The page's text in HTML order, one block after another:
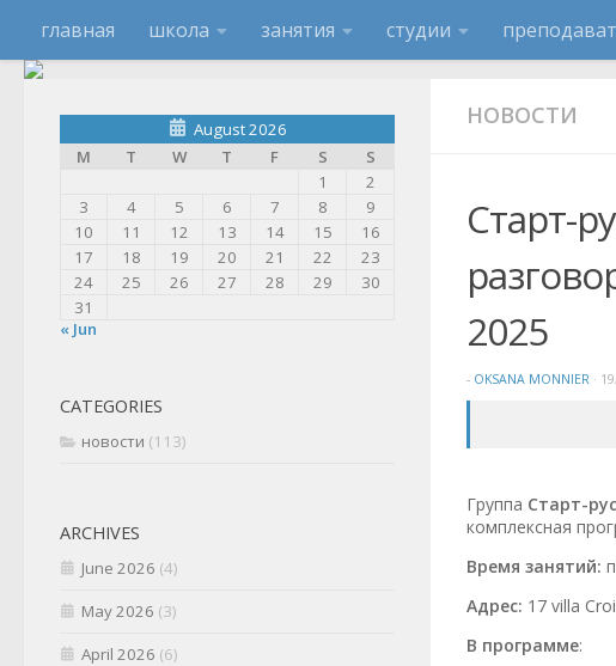
главная школа занятия студии
НОВОСТИ
Старт-
2025
- OKSANA MONNIER ·
Группа Старт-
комплексная
Время занятий:
Адрес: 17 villa
В программе:
August 2026
M
T W T F S
S
1
2
3
4 5 6 7 8
9
10
11 12 13 14 15
16
17
18 19 20 21 22
23
24
25 26 27 28 29
30
31
« Jun
CATEGORIES
новости (113)
ARCHIVES
June 2026 (4)
May 2026 (3)
April 2026 (6)